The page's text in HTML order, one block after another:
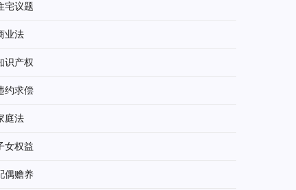
宅议题
业法
识产权
约求偿
庭法
女权益
偶赡养